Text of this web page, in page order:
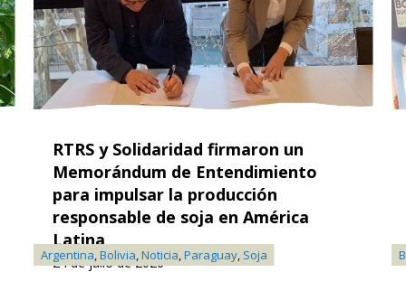
Argentina,Bolivia,Noticia,Paraguay, Soja
RTRS y Solidaridad firmaron un
Memorándum de Entendimiento
para impulsar la producción
responsable de soja en América
Latina
24 de julio de 2026